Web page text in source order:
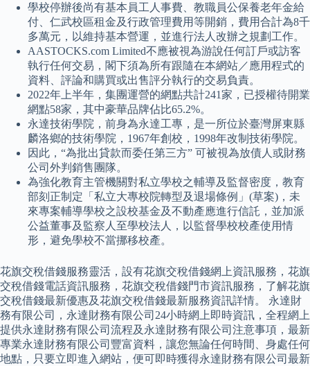
學校停辦後尚有基本員工人事費、教職員公保養老年金給
付、仁武校區租金及行政管理費用等開銷，費用合計為8千
多萬元，以維持基本營運，並進行法人改辦之規劃工作。
AASTOCKS.com Limited不應被視為游說任何訂戶或訪客
執行任何交易，閣下須為所有跟隨在本網站／應用程式的
資料、評論和購買或出售評分執行的交易負責。
2022年上半年，集團運營的網點共計241家，已授權待開業
網點58家，其中豪華品牌佔比65.2%。
永達技術學院，前身為永達工專，是一所位於臺灣屏東縣
麟洛鄉的技術學院，1967年創校，1998年改制技術學院。
因此，“為批出貸款而委任第三方” 可被視為放債人或財務
公司外判銷售團隊。
為強化教育主管機關對私立學校之輔導及監督密度，教育
部刻正制定「私立大專校院轉型及退場條例」(草案)，未
來專案輔導學校之設校基金及不動產應進行信託，並加派
公益董事及監察人至學校法人，以監督學校校產使用情
形，避免學校不當挪移校產。
花旗交稅借錢服務靈活，設有花旗交稅借錢網上資訊服務，花旗
交稅借錢電話資訊服務，花旗交稅借錢門市資訊服務，了解花旗
交稅借錢最新優惠及花旗交稅借錢最新服務資訊詳情。 永達財
務有限公司，永達財務有限公司24小時網上即時資訊，全程網上
提供永達財務有限公司流程及永達財務有限公司注意事項，最新
專業永達財務有限公司豐富資料，讓您無論任何時間、身處任何
地點，只要立即進入網站，便可即時獲得永達財務有限公司最新